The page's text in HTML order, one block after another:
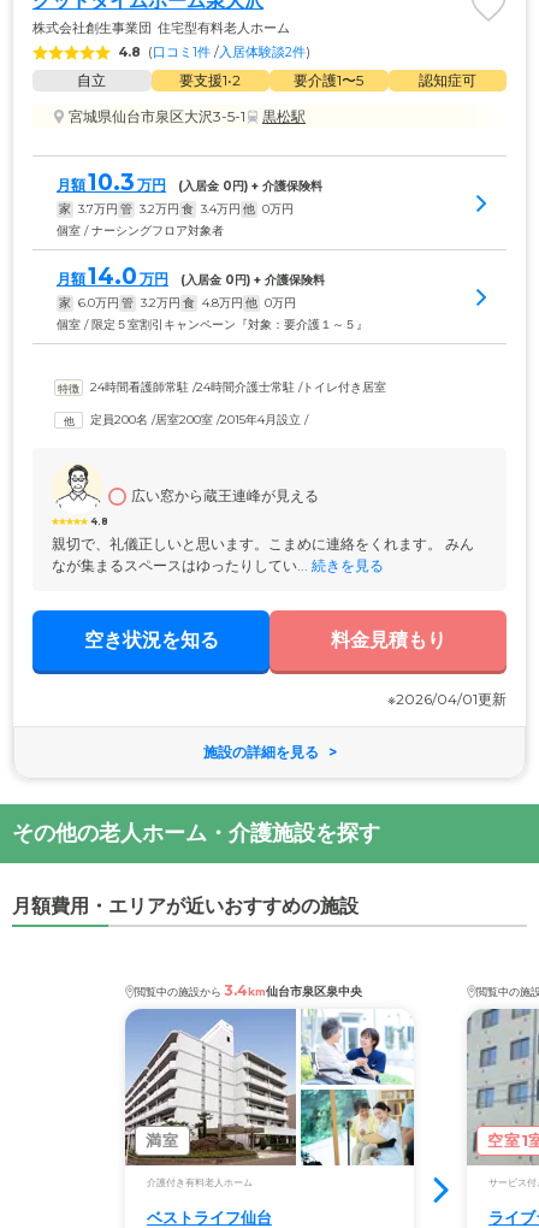
株式会社創生事業団 住宅型有料老人ホーム
4.8 (口コミ1件 /入居体験談2件)
自立 要支援1•2 要介護1〜5
認知症可
宮城県仙台市泉区大沢3-5-1
黒松駅
月額10.3 万円 (入居金 0円) + 介護保険料
家 3.7万円 管 3.2万円 食 3.4万円 他 0万円
個室 / ナーシングフロア対象者
月額14.0 万円 (入居金 0円) + 介護保険料
家 6.0万円 管 3.2万円 食 4.8万円 他 0万円
個室 / 限定５室割引キャンペーン『対象：要介護１～５』
24時間看護師常駐 /24時間介護士常駐 /トイレ付き居室
定員200名 /居室200室 /2015年4月設立 /
4.8
広い窓から蔵王連峰が見える
親切で、礼儀正しいと思います。こまめに連絡をくれます。 みん
なが集まるスペースはゆったりしてい... 続きを見る
空き状況を知る 料金見積もり
※2026/04/01更新
施設の詳細を見る
その他の老人ホーム・介護施設を探す
月額費用・エリアが近いおすすめの施設
閲覧中の施設から 3.4km仙台市泉区泉中央
満室
介護付き有料老人ホーム
ベストライフ仙台
閲覧中の施
空室1
サービス付
ライ